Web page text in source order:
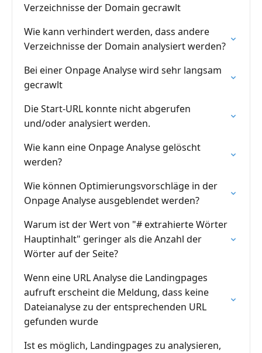
Verzeichnisse der Domain gecrawlt
Wie kann verhindert werden, dass andere
Verzeichnisse der Domain analysiert werden?
Bei einer Onpage Analyse wird sehr langsam
gecrawlt
Die Start-URL konnte nicht abgerufen
und/oder analysiert werden.
Wie kann eine Onpage Analyse gelöscht
werden?
Wie können Optimierungsvorschläge in der
Onpage Analyse ausgeblendet werden?
Warum ist der Wert von "# extrahierte Wörter
Hauptinhalt" geringer als die Anzahl der
Wörter auf der Seite?
Wenn eine URL Analyse die Landingpages
aufruft erscheint die Meldung, dass keine
Dateianalyse zu der entsprechenden URL
gefunden wurde
Ist es möglich, Landingpages zu analysieren,